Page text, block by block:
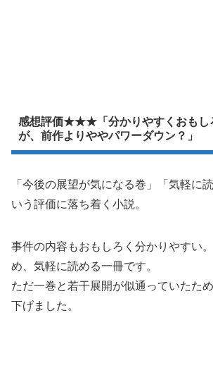
感想評価★★★「分かりやすくおもし
が、前作よりややパワーダウン？」
「今後の展望が気になる巻」「気軽に
いう評価に落ち着く小説。
事件の内容もおもしろく分かりやすい
め、気軽に読める一冊です。
ただ一巻と若干展開が似通っていたた
下げました。